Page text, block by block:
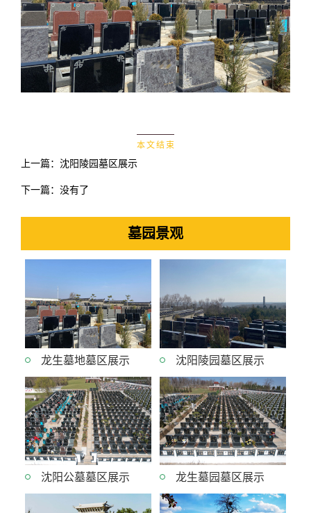
本 文 结 束
上一篇： 沈阳陵园墓区展示
下一篇：没有了
墓园景观
龙生墓地墓区展示 沈阳陵园墓区展示
沈阳公墓墓区展示 龙生墓园墓区展示